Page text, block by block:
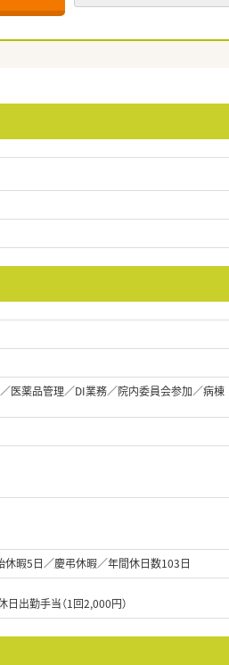
医薬品管理／DI業務／院内委員会参加／病棟
休暇5日／慶弔休暇／年間休日数103日
日出勤手当（1回2,000円）